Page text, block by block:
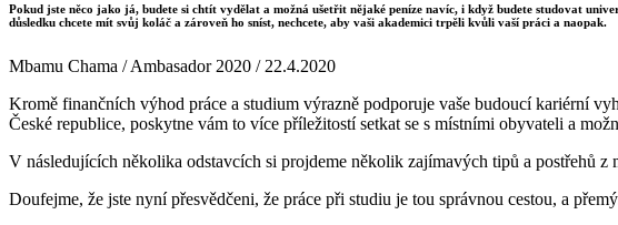
Pokud jste něco jako já, budete si chtít vydělat a možná ušetřit nějaké peníze navíc, i když budete studovat
důsledku chcete mít svůj koláč a zároveň ho sníst, nechcete, aby vaši akademici trpěli kvůli vaší práci a naopak.
Mbamu Chama / Ambasador 2020 / 22.4.2020
Kromě finančních výhod práce a studium výrazně podporuje vaše budoucí kariérní
České republice, poskytne vám to více příležitostí setkat se s místními obyvateli a
V následujících několika odstavcích si projdeme několik zajímavých tipů a postřehů z
Doufejme, že jste nyní přesvědčeni, že práce při studiu je tou správnou cestou, a